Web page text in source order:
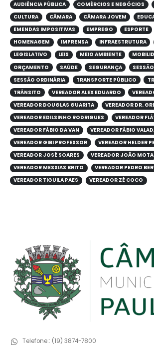
AUDIÊNCIA PÚBLICA
COMÉRCIOS E NEGÓCIOS
CULTURA
CÂMARA CÂMARA JOVEM
EMENDAS IMPOSITIVAS
EMPREGO ESPORTE
HOMENAGEM
IMPRENSA INFRAESTRUTURA
LEGISLATIVO
LEIS MEIO AMBIENTE
ORÇAMENTO
SAÚDE SEGURANÇA
SESSÃO ORDINÁRIA
TRANSPORTE PÚBLICO
TRÂNSITO
VEREADOR ALEX EDUARDO
VEREADOR DOUGLAS GUARITA
VEREADOR DR.
VEREADOR EDILSINHO RODRIGUES
VEREADOR
VEREADOR FÁBIO DA VAN
VEREADOR FÁBIO
VEREADOR GIBI PROFESSOR
VEREADOR HELDER
VEREADOR JOSÉ SOARES
VEREADOR JOÃO MOTA
VEREADOR MESSIAS BRITO
VEREADOR PEDRO
VEREADOR TIGUILA PAES
VEREADOR ZÉ COCO
Telefone:: (19) 3874-7800